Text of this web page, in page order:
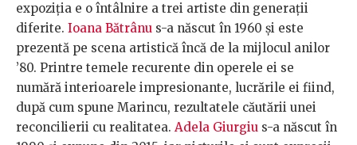
expoziția e o întâlnire a trei artiste din generații
diferite. Ioana Bătrânu s-a născut în 1960 și este
prezentă pe scena artistică încă de la mijlocul anilor
’80. Printre temele recurente din operele ei se
numără interioarele impresionante, lucrările ei fiind,
după cum spune Marincu, rezultatele căutării unei
reconcilierii cu realitatea. Adela Giurgiu s-a născut în